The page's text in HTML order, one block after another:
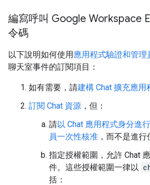
編寫呼叫 Google Workspace
令碼
以下說明如何使用應用程式驗證和管理
聊天室事件的訂閱項目：
如有需要，請建構 Chat 擴充應用
訂閱 Chat 資源 ，但：
請以 Chat 應用程式身分進
員一次性核准 ，而不是進行
指定授權範圍，允許 Chat
件。這些授權範圍一律以
括：